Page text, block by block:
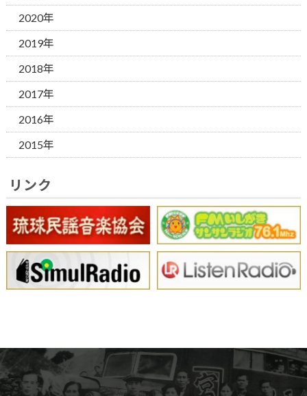
2020年
2019年
2018年
2017年
2016年
2015年
リンク